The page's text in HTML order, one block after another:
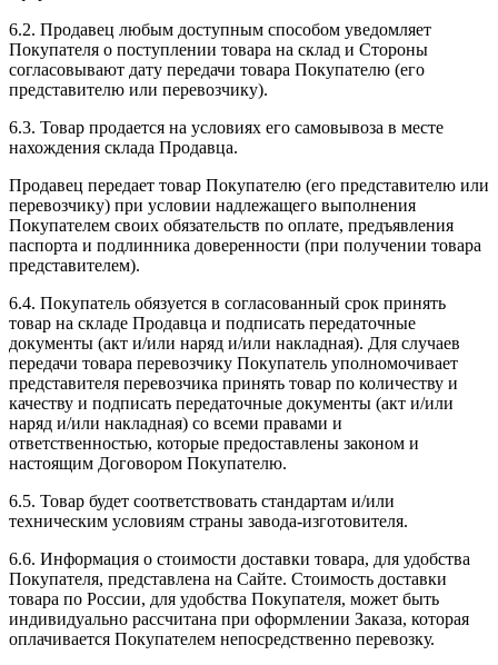
6.2. Продавец любым доступным способом уведомляет
Покупателя о поступлении товара на склад и Стороны
согласовывают дату передачи товара Покупателю (его
представителю или перевозчику).
6.3. Товар продается на условиях его самовывоза в месте
нахождения склада Продавца.
Продавец передает товар Покупателю (его представителю или
перевозчику) при условии надлежащего выполнения
Покупателем своих обязательств по оплате, предъявления
паспорта и подлинника доверенности (при получении товара
представителем).
6.4. Покупатель обязуется в согласованный срок принять
товар на складе Продавца и подписать передаточные
документы (акт и/или наряд и/или накладная). Для случаев
передачи товара перевозчику Покупатель уполномочивает
представителя перевозчика принять товар по количеству и
качеству и подписать передаточные документы (акт и/или
наряд и/или накладная) со всеми правами и
ответственностью, которые предоставлены законом и
настоящим Договором Покупателю.
6.5. Товар будет соответствовать стандартам и/или
техническим условиям страны завода-изготовителя.
6.6. Информация о стоимости доставки товара, для удобства
Покупателя, представлена на Сайте. Стоимость доставки
товара по России, для удобства Покупателя, может быть
индивидуально рассчитана при оформлении Заказа, которая
оплачивается Покупателем непосредственно перевозку.